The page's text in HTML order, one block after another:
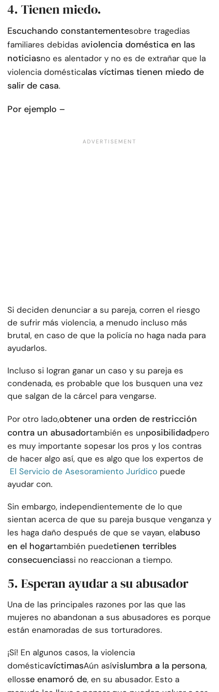
4. Tienen miedo.
Escuchando constantementesobre tragedias
familiares debidas aviolencia doméstica en las
noticiasno es alentador y no es de extrañar que la
violencia domésticalas víctimas tienen miedo de
salir de casa.
Por ejemplo –
Si deciden denunciar a su pareja, corren el riesgo
de sufrir más violencia, a menudo incluso más
brutal, en caso de que la policía no haga nada para
ayudarlos.
Incluso si logran ganar un caso y su pareja es
condenada, es probable que los busquen una vez
que salgan de la cárcel para vengarse.
Por otro lado,obtener una orden de restricción
contra un abusadortambién es unposibilidadpero
es muy importante sopesar los pros y los contras
de hacer algo así, que es algo que los expertos de
El Servicio de Asesoramiento Jurídico puede
ayudar con.
Sin embargo, independientemente de lo que
sientan acerca de que su pareja busque venganza y
les haga daño después de que se vayan, elabuso
en el hogartambién puedetienen terribles
consecuenciassi no reaccionan a tiempo.
5. Esperan ayudar a su abusador
Una de las principales razones por las que las
mujeres no abandonan a sus abusadores es porque
están enamoradas de sus torturadores.
¡Sí! En algunos casos, la violencia
domésticavíctimasAún asívislumbra a la persona,
ellosse enamoró de, en su abusador. Esto a